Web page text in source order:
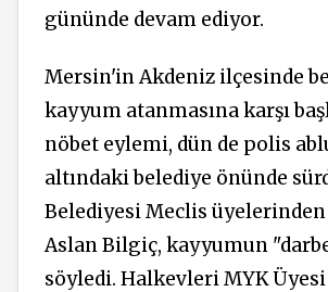
gününde devam ediyor.
Mersin'in Akdeniz ilçesinde
kayyum atanmasına karşı
nöbet eylemi, dün de polis
altındaki belediye önünde
Belediyesi Meclis üyelerinden
Aslan Bilgiç, kayyumun
söyledi. Halkevleri MYK